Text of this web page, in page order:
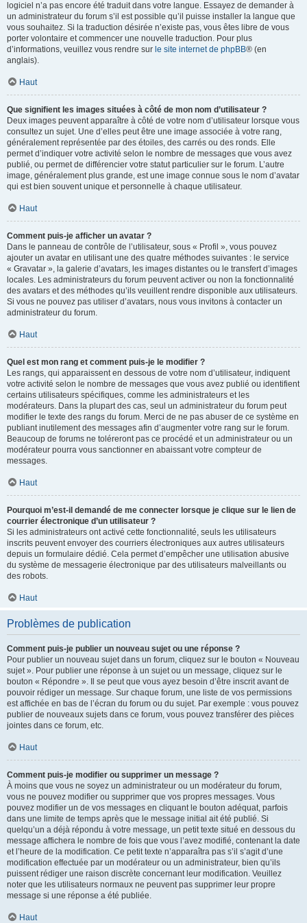
logiciel n’a pas encore été traduit dans votre langue. Essayez de demander à
un administrateur du forum s’il est possible qu’il puisse installer la langue que
vous souhaitez. Si la traduction désirée n’existe pas, vous êtes libre de vous
porter volontaire et commencer une nouvelle traduction. Pour plus
d’informations, veuillez vous rendre sur le site internet de phpBB® (en
anglais).
Haut
Que signifient les images situées à côté de mon nom d’utilisateur ?
Deux images peuvent apparaître à côté de votre nom d’utilisateur lorsque vous
consultez un sujet. Une d’elles peut être une image associée à votre rang,
généralement représentée par des étoiles, des carrés ou des ronds. Elle
permet d’indiquer votre activité selon le nombre de messages que vous avez
publié, ou permet de différencier votre statut particulier sur le forum. L’autre
image, généralement plus grande, est une image connue sous le nom d’avatar
qui est bien souvent unique et personnelle à chaque utilisateur.
Haut
Comment puis-je afficher un avatar ?
Dans le panneau de contrôle de l’utilisateur, sous « Profil », vous pouvez
ajouter un avatar en utilisant une des quatre méthodes suivantes : le service
« Gravatar », la galerie d’avatars, les images distantes ou le transfert d’images
locales. Les administrateurs du forum peuvent activer ou non la fonctionnalité
des avatars et des méthodes qu’ils veuillent rendre disponible aux utilisateurs.
Si vous ne pouvez pas utiliser d’avatars, nous vous invitons à contacter un
administrateur du forum.
Haut
Quel est mon rang et comment puis-je le modifier ?
Les rangs, qui apparaissent en dessous de votre nom d’utilisateur, indiquent
votre activité selon le nombre de messages que vous avez publié ou identifient
certains utilisateurs spécifiques, comme les administrateurs et les
modérateurs. Dans la plupart des cas, seul un administrateur du forum peut
modifier le texte des rangs du forum. Merci de ne pas abuser de ce système en
publiant inutilement des messages afin d’augmenter votre rang sur le forum.
Beaucoup de forums ne toléreront pas ce procédé et un administrateur ou un
modérateur pourra vous sanctionner en abaissant votre compteur de
messages.
Haut
Pourquoi m’est-il demandé de me connecter lorsque je clique sur le lien de
courrier électronique d’un utilisateur ?
Si les administrateurs ont activé cette fonctionnalité, seuls les utilisateurs
inscrits peuvent envoyer des courriers électroniques aux autres utilisateurs
depuis un formulaire dédié. Cela permet d’empêcher une utilisation abusive
du système de messagerie électronique par des utilisateurs malveillants ou
des robots.
Haut
Problèmes de publication
Comment puis-je publier un nouveau sujet ou une réponse ?
Pour publier un nouveau sujet dans un forum, cliquez sur le bouton « Nouveau
sujet ». Pour publier une réponse à un sujet ou un message, cliquez sur le
bouton « Répondre ». Il se peut que vous ayez besoin d’être inscrit avant de
pouvoir rédiger un message. Sur chaque forum, une liste de vos permissions
est affichée en bas de l’écran du forum ou du sujet. Par exemple : vous pouvez
publier de nouveaux sujets dans ce forum, vous pouvez transférer des pièces
jointes dans ce forum, etc.
Haut
Comment puis-je modifier ou supprimer un message ?
À moins que vous ne soyez un administrateur ou un modérateur du forum,
vous ne pouvez modifier ou supprimer que vos propres messages. Vous
pouvez modifier un de vos messages en cliquant le bouton adéquat, parfois
dans une limite de temps après que le message initial ait été publié. Si
quelqu’un a déjà répondu à votre message, un petit texte situé en dessous du
message affichera le nombre de fois que vous l’avez modifié, contenant la date
et l’heure de la modification. Ce petit texte n’apparaîtra pas s’il s’agit d’une
modification effectuée par un modérateur ou un administrateur, bien qu’ils
puissent rédiger une raison discrète concernant leur modification. Veuillez
noter que les utilisateurs normaux ne peuvent pas supprimer leur propre
message si une réponse a été publiée.
Haut